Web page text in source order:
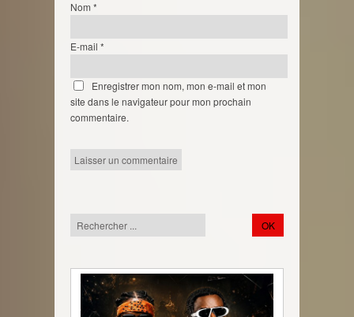
Nom *
E-mail *
Enregistrer mon nom, mon e-mail et mon
site dans le navigateur pour mon prochain
commentaire.